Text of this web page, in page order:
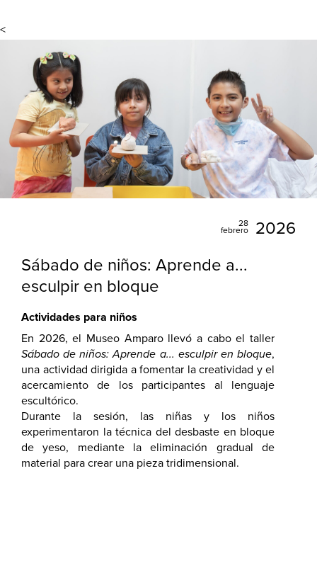
<
28
febrero
2026
Sábado de niños: Aprende a...
esculpir en bloque
Actividades para niños
En 2026, el Museo Amparo llevó a cabo el taller
Sábado de niños: Aprende a... esculpir en bloque,
una actividad dirigida a fomentar la creatividad y el
acercamiento de los participantes al lenguaje
escultórico.
Durante la sesión, las niñas y los niños
experimentaron la técnica del desbaste en bloque
de yeso, mediante la eliminación gradual de
material para crear una pieza tridimensional.